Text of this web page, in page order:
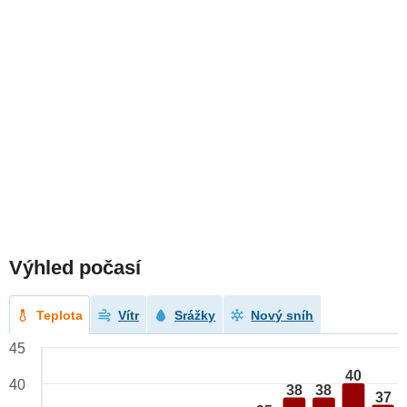
Výhled počasí
Teplota Vítr Srážky Nový sníh
38 38
40
37
45
40